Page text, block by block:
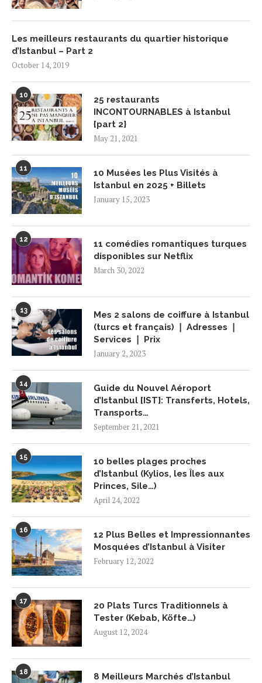
Les meilleurs restaurants du quartier historique
d’Istanbul – Part 2
October 14, 2019
10
25 restaurants
INCONTOURNABLES à Istanbul
{part 2}
May 21, 2021
11
10 Musées les Plus Visités à
Istanbul en 2025 + Billets
January 15, 2023
12
11 comédies romantiques turques
disponibles sur Netflix
March 30, 2022
13
Mes 2 salons de coiffure à Istanbul
(turcs et français) ❘ Adresses ❘
Services ❘ Prix
January 2, 2023
14
Guide du Nouvel Aéroport
d’Istanbul [IST]: Transferts, Hotels,
Transports…
September 21, 2021
15
10 belles plages proches
d’Istanbul (Kylios, les Îles aux
Princes, Sile…)
April 24, 2022
16
12 Plus Belles et Impressionnantes
Mosquées d’Istanbul à Visiter
February 12, 2022
17
20 Plats Turcs Traditionnels à
Tester (Kebab, Köfte…)
August 12, 2024
18
8 Meilleurs Marchés d’Istanbul